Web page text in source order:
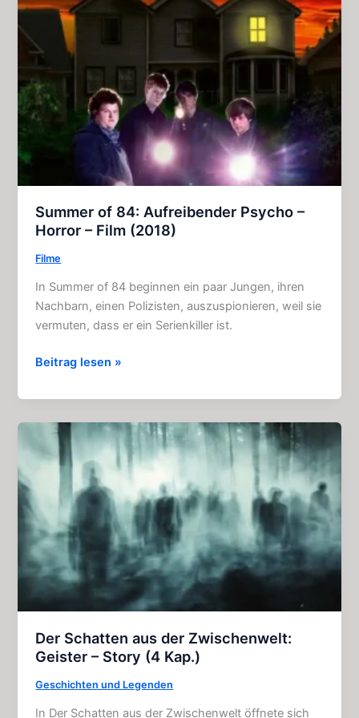
Film
(1997)
Summer of 84: Aufreibender Psycho –
Horror – Film (2018)
Filme
In Summer of 84 beginnen ein paar Jungen, ihren
Nachbarn, einen Polizisten, auszuspionieren, weil sie
vermuten, dass er ein Serienkiller ist.
Summer
84:
Aufreibender
Psycho
–
–
Film
(2018)
Beitrag lesen »
Der Schatten aus der Zwischenwelt:
Geister – Story (4 Kap.)
Geschichten und Legenden
In Der Schatten aus der Zwischenwelt öffnete sich